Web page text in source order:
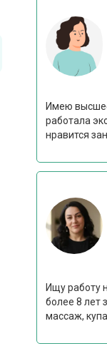
Имею
работала
нравится
Ищу работу
более 8 лет
массаж,